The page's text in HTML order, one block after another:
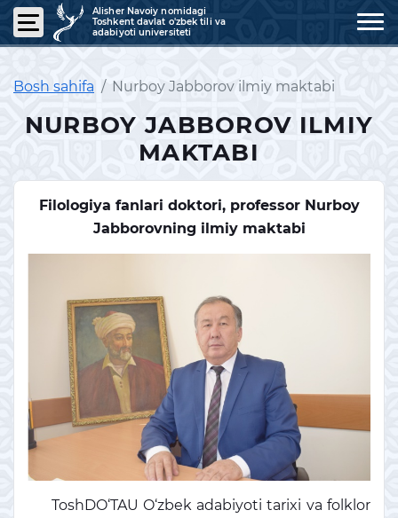
Alisher Navoiy nomidagi
Toshkent davlat o'zbek tili va
adabiyoti universiteti
Bosh sahifa Nurboy Jabborov ilmiy maktabi
NURBOY JABBOROV ILMIY
MAKTABI
Filologiya fanlari doktori, professor Nurboy
Jabborovning ilmiy maktabi
ToshDO‘TAU O‘zbek adabiyoti tarixi va folklor